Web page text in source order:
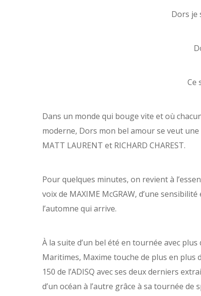
Dors je
Ce
Dans un monde qui bouge vite et où
moderne, Dors mon bel amour se veut
MATT LAURENT et RICHARD CHAREST.
Pour quelques minutes, on revient à
voix de MAXIME McGRAW, d’une
l’automne qui arrive.
À la suite d’un bel été en tournée avec
Maritimes, Maxime touche de plus en plus
150 de l’ADISQ avec ses deux derniers
d’un océan à l’autre grâce à sa tournée de